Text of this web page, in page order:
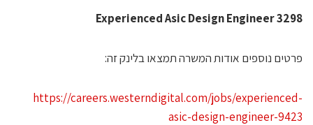
3298 Experienced Asic Design
נוספים אודות המשרה תמצאו בלינק זה:
https://careers.westerndigital.com/jobs/
asic-design-engineer-